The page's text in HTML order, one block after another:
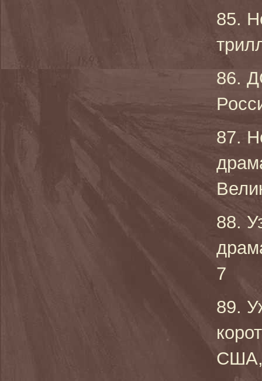
85.
86.
87.
88.
7
89.
США,